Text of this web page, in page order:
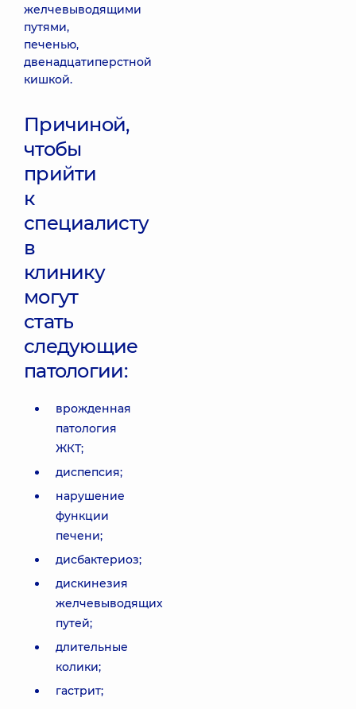
желчевыводящими
путями,
печенью,
двенадцатиперстной
кишкой.
Причиной,
чтобы
прийти
к
специалисту
в
клинику
могут
стать
следующие
патологии:
врожденная
патология
ЖКТ;
диспепсия;
нарушение
функции
печени;
дисбактериоз;
дискинезия
желчевыводящих
путей;
длительные
колики;
гастрит;